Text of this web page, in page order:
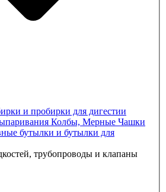
и пробирки для дигестии
Колбы, Мерные Чашки
бутылки и бутылки для
трубопроводы и клапаны